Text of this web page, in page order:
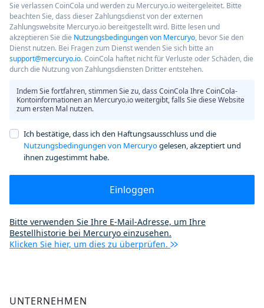
Sie verlassen CoinCola und werden zu Mercuryo.io weitergeleitet. Bitte
beachten Sie, dass dieser Zahlungsdienst von der externen
Zahlungswebsite Mercuryo.io bereitgestellt wird. Bitte lesen und
akzeptieren Sie die Nutzungsbedingungen von Mercuryo, bevor Sie den
Dienst nutzen. Bei Fragen zum Dienst wenden Sie sich bitte an
support@mercuryo.io. CoinCola haftet nicht für Verluste oder Schäden, die
durch die Nutzung von Zahlungsdiensten Dritter entstehen.
Indem Sie fortfahren, stimmen Sie zu, dass CoinCola Ihre CoinCola-
Kontoinformationen an Mercuryo.io weitergibt, falls Sie diese Website
zum ersten Mal nutzen.
Ich bestätige, dass ich den Haftungsausschluss und die
Nutzungsbedingungen von Mercuryogelesen, akzeptiert und
ihnen zugestimmt habe.
Einloggen
Bitte verwenden Sie Ihre E-Mail-Adresse, um Ihre
Bestellhistorie bei Mercuryo einzusehen.
Klicken Sie hier, um dies zu überprüfen.
UNTERNEHMEN